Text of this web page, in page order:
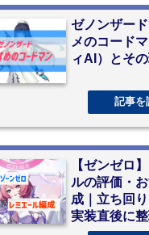
ゼノンザー
メのコード
ィAI）とそ
【ゼンゼロ
ルの評価・
成｜立ち回
実装直後に